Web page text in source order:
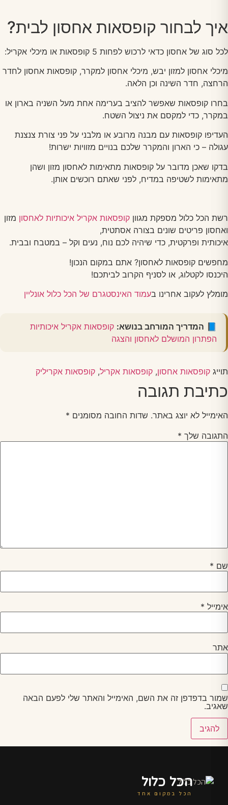
איך לבחור קופסאות אחסון לבית?
לכל סוג של אחסון כדאי לרכוש לפחות 5 קופסאות או מיכלי אקריל:
מיכלי אחסון למזון יבש, מיכלי אחסון למקרר, קופסאות אחסון לחדר
הרחצה, חדר השינה וכן הלאה.
בחרו קופסאות שאפשר להציב בערימה אחת מעל השניה בארון או
במקרר, כדי למקסם את ניצול השטח.
העדיפו קופסאות עם מבנה מרובע או מלבני על פני צורת צנצנת
עגולה – כי הארון והמקרר שלכם בנויים מזוויות ישרות!
בדקו שאכן מדובר על קופסאות מתאימות לאחסון מזון ושהן
מתאימות לשטיפה במדיח, לפני שאתם רוכשים אותן.
רשת הכל כלול מספקת מגוון קופסאות אקריל איכותיות לאחסון מזון
ואחסון פריטים שונים בצורה אסתטית,
איכותית ופרקטית, כדי שיהיה לכם נוח, נעים וקל – במטבח ובבית.
מחפשים קופסאות לאחסון? אתם במקום הנכון!
היכנסו לקטלוג, או לסניף הקרוב לביתכם!
מומלץ לעקוב אחרינו בעמוד האינסטגרם של הכל כלול אונליין
📘 המדריך המורחב בנושא: קופסאות אקריל איכותיות
הפתרון המושלם לאחסון והצגה
תוייג קופסאות אחסון, קופסאות אקריל, קופסאות אקריליק
כתיבת תגובה
האימייל לא יוצג באתר. שדות החובה מסומנים *
התגובה שלך *
שם *
אימייל *
אתר
שמור בדפדפן זה את השם, האימייל והאתר שלי לפעם הבאה
שאגיב.
הכל כלול
הכל במקום אחד